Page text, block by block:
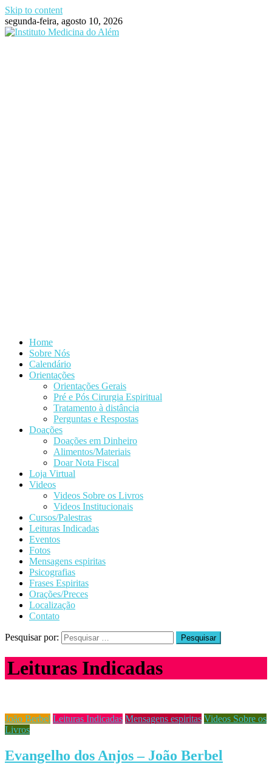
Skip to content
segunda-feira, agosto 10, 2026
Home
Sobre Nós
Calendário
Orientações
Orientações Gerais
Pré e Pós Cirurgia Espiritual
Tratamento à distância
Perguntas e Respostas
Doações
Doações em Dinheiro
Alimentos/Materiais
Doar Nota Fiscal
Loja Virtual
Videos
Videos Sobre os Livros
Videos Institucionais
Cursos/Palestras
Leituras Indicadas
Eventos
Fotos
Mensagens espiritas
Psicografias
Frases Espiritas
Orações/Preces
Localização
Contato
Pesquisar por:
Leituras Indicadas
João Berbel Leituras Indicadas Mensagens espiritas Videos Sobre os
Livros
Evangelho dos Anjos – João Berbel